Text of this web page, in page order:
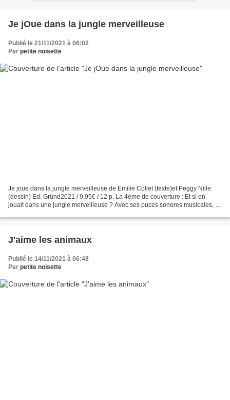
Je jOue dans la jungle merveilleuse
Publié le 21/11/2021 à 06:02
Par petite noisette
Je joue dans la jungle merveilleuse de Emilie Collet (texte)et Peggy Nille
(dessin) Ed. Gründ2021 / 9,95€ / 12 p. La 4ème de couverture : Et si on
jouait dans une jungle merveilleuse ? Avec ses puces sonores musicales, ce
J'aime les animaux
Publié le 14/11/2021 à 06:48
Par petite noisette